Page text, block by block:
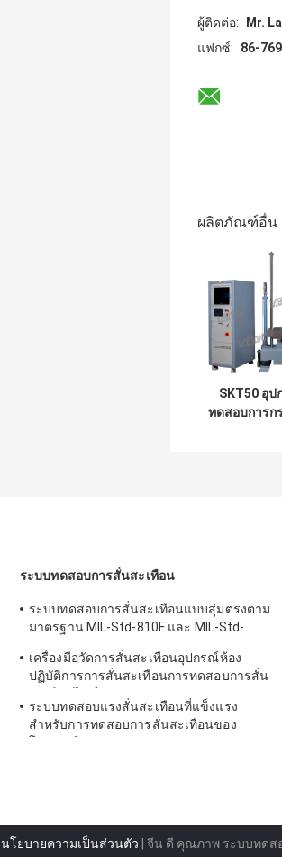
ผู้ติดต่อ:
Mr.
แฟกซ์:
86-
ผลิตภัณฑ์อื่น
SKT50 อุ
ทดสอบการก
ระบบทดสอบการสั่นสะเทือน
ระบบทดสอบการสั่นสะเทือนแบบสุ่มตรงตาม
มาตรฐาน MIL-Std-810F และ MIL-Std-
เครื่องมือวัดการสั่นสะเทือนอุปกรณ์ห้อง
ปฏิบัติการการสั่นสะเทือนการทดสอบการสั่น
ระบบทดสอบแรงสั่นสะเทือนที่แข็งแรง
สำหรับการทดสอบการสั่นสะเทือนของ
นโยบายความเป็นส่วนตัว | จีน ดี คุณภาพ ระบบทดส